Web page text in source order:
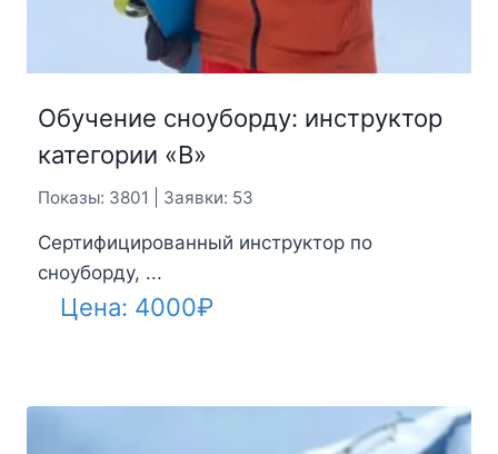
Обучение сноуборду: инструктор
категории «В»
Показы: 3801 | Заявки: 53
Сертифицированный инструктор по
сноуборду, ...
Цена: 4000₽